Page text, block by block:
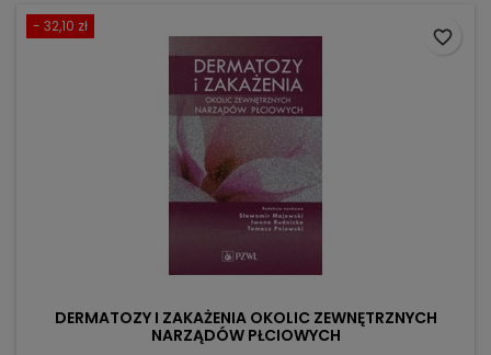
- 32,10 zł
DERMATOZY I ZAKAŻENIA OKOLIC ZEWNĘTRZNYCH
NARZĄDÓW PŁCIOWYCH
favorite_border